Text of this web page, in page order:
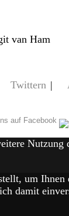
van Ham
Twittern |
auf Facebook
um
damit